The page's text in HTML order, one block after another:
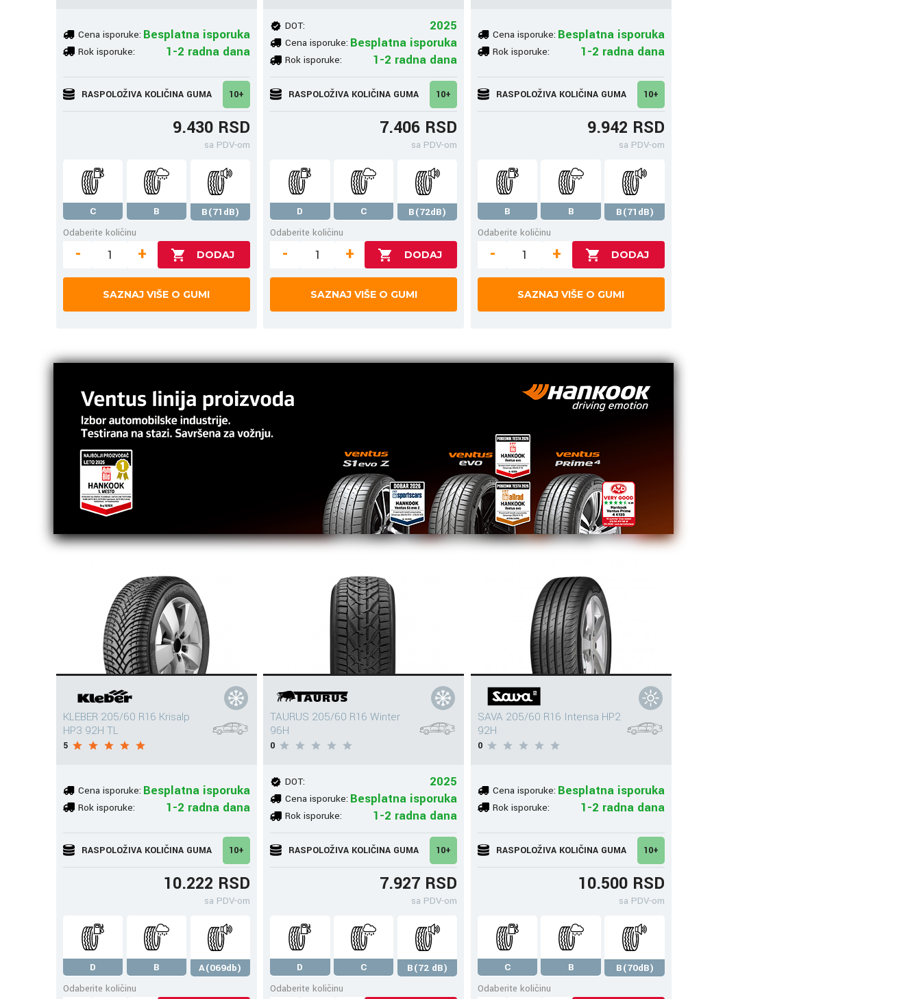
Cena isporuke: Besplatna isporuka
Rok isporuke: 1-2 radna dana
RASPOLOŽIVA KOLIČINA GUMA 10+
9.430 RSD
sa PDV-om
C B
B(71dB)
Odaberite količinu
- +
SAZNAJ VIŠE O GUMI
DOT: 2025
Cena isporuke: Besplatna isporuka
Rok isporuke: 1-2 radna dana
RASPOLOŽIVA KOLIČINA GUMA 10+
7.406 RSD
sa PDV-om
D C
B(72dB)
Odaberite količinu
- +
SAZNAJ VIŠE O GUMI
Cena isporuke: Besplatna isporuka
Rok isporuke: 1-2 radna dana
RASPOLOŽIVA KOLIČINA GUMA 10+
9.942 RSD
sa PDV-om
B B
B(71dB)
Odaberite količinu
- +
SAZNAJ VIŠE O GUMI
KLEBER 205/60 R16 Krisalp
HP3 92H TL
5
Cena isporuke: Besplatna isporuka
Rok isporuke: 1-2 radna dana
RASPOLOŽIVA KOLIČINA GUMA 10+
10.222 RSD
sa PDV-om
D B
A(069db)
Odaberite količinu
TAURUS 205/60 R16 Winter
96H
0
DOT: 2025
Cena isporuke: Besplatna isporuka
Rok isporuke: 1-2 radna dana
RASPOLOŽIVA KOLIČINA GUMA 10+
7.927 RSD
sa PDV-om
D C
B(72 dB)
Odaberite količinu
SAVA 205/60 R16 Intensa HP2
92H
0
Cena isporuke: Besplatna isporuka
Rok isporuke: 1-2 radna dana
RASPOLOŽIVA KOLIČINA GUMA 10+
10.500 RSD
sa PDV-om
C B
B(70dB)
Odaberite količinu